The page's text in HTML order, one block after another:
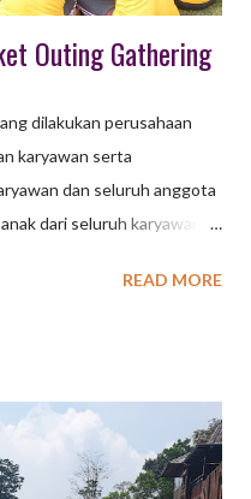
Outing Gathering
dilakukan perusahaan
karyawan serta
dan seluruh anggota
dari seluruh karyawan.
seperti live music,
ini semua keluarga baik itu
menjadi satu untuk
Gatheringini, untuk lebih
READ MORE